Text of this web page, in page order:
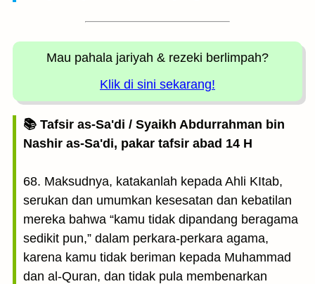
Mau pahala jariyah & rezeki berlimpah?
Klik di sini sekarang!
📚 Tafsir as-Sa'di / Syaikh Abdurrahman bin
Nashir as-Sa'di, pakar tafsir abad 14 H
68. Maksudnya, katakanlah kepada Ahli KItab,
serukan dan umumkan kesesatan dan kebatilan
mereka bahwa “kamu tidak dipandang beragama
sedikit pun,” dalam perkara-perkara agama,
karena kamu tidak beriman kepada Muhammad
dan al-Quran, dan tidak pula membenarkan